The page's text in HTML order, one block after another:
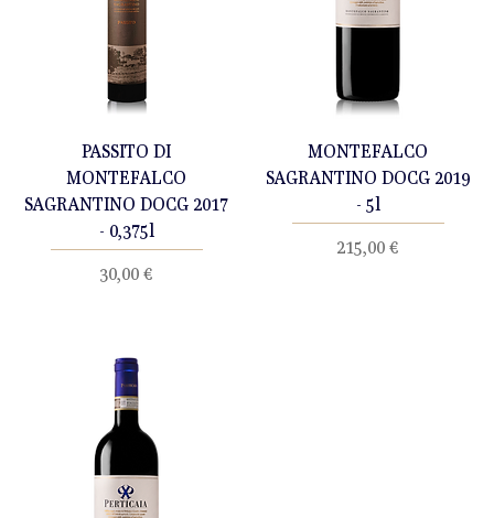
PASSITO DI
MONTEFALCO
SAGRANTINO DOCG 2017
- 0,375l
Prezzo
30,00 €
MONTEFALCO
SAGRANTINO DOCG 2019
- 5l
Prezzo
215,00 €